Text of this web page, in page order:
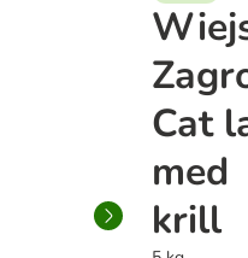
Cat
med
krill